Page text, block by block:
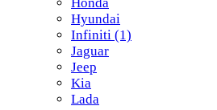
Hyundai
Infiniti (1)
Jaguar
Jeep
Kia
Lada